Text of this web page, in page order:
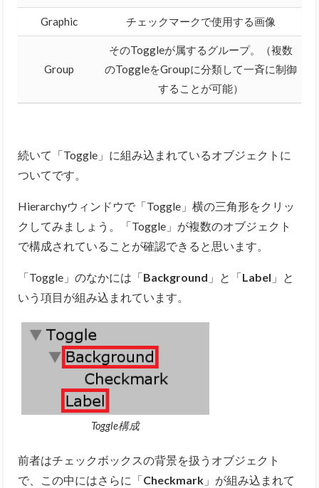
Graphic チェックマークで使用する画像
Group
そのToggleが属するグループ。（複数
のToggleをGroupに分類して一斉に制御
することが可能）
続いて「Toggle」に組み込まれているオブジェクトに
ついてです。
Hierarchyウィンドウで「Toggle」横の三角形をクリッ
クしてみましょう。「Toggle」が複数のオブジェクト
で構成されていることが確認できると思います。
「Toggle」のなかには「Background 」と「Label 」と
いう項目が組み込まれています。
Toggle構成
前者はチェックボックスの背景を扱うオブジェクト
で、この中にはさらに「Checkmark 」が組み込まれて